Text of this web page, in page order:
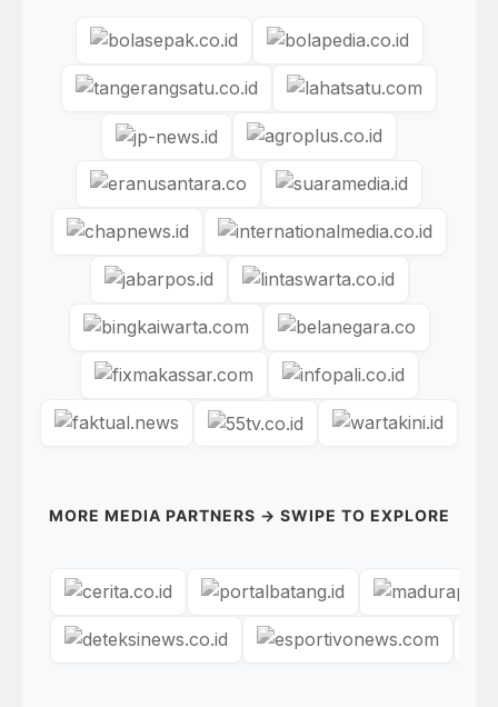
MORE MEDIA PARTNERS → SWIPE TO EXPLORE